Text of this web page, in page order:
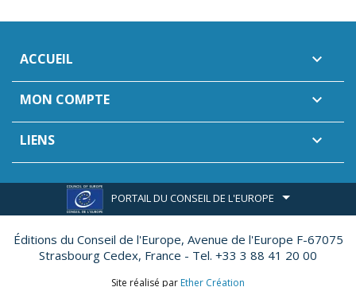
ACCUEIL 
MON COMPTE 
LIENS 
PORTAIL DU CONSEIL DE L'EUROPE
Éditions du Conseil de l'Europe, Avenue de l'Europe F-67075
Strasbourg Cedex, France - Tel. +33 3 88 41 20 00
Site réalisé par Ether Création